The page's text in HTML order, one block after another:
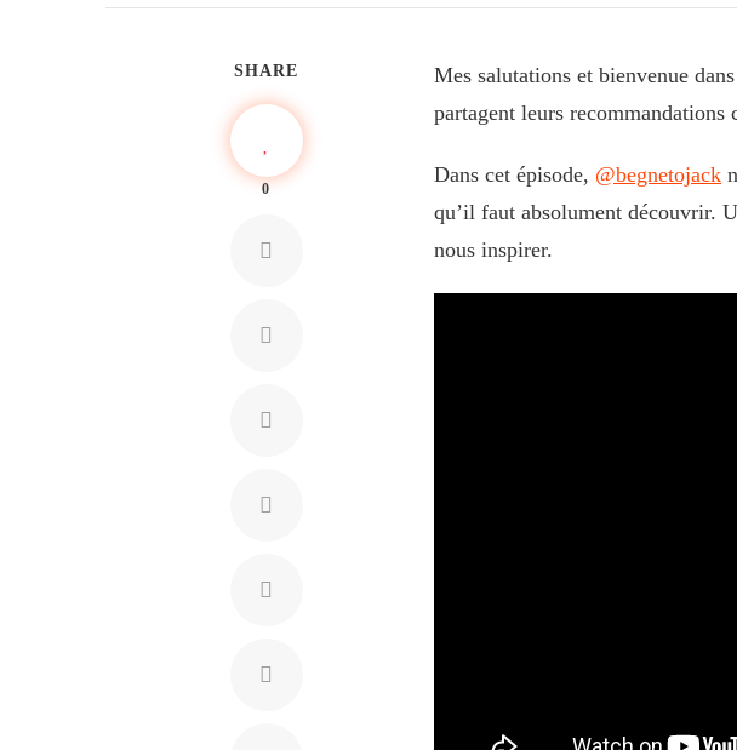
SHARE
0
Mes salutations et bienvenue
partagent leurs recommandations
Dans cet épisode, ‪@begnetojack‬
qu’il faut absolument découvrir.
nous inspirer.